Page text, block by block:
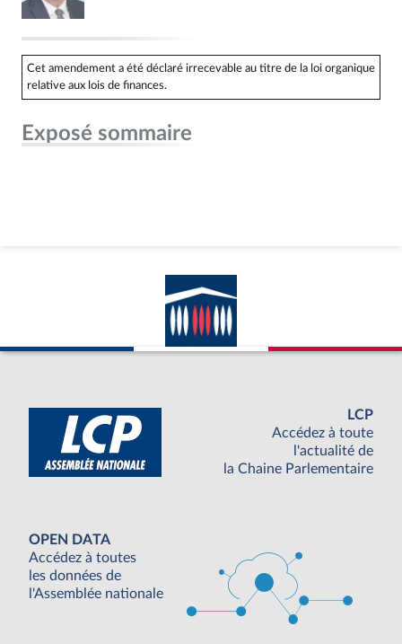
Cet amendement a été déclaré irrecevable au titre de la loi organique
relative aux lois de finances.
Exposé sommaire
LCP
Accédez à toute
l'actualité de
la Chaine Parlementaire
OPEN DATA
Accédez à toutes
les données de
l'Assemblée nationale